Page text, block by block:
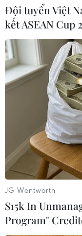
TIN CÙNG
EU triển khai
củng cố chủ
08/08/2026 04:15
Trung Quốc: E-
hướng tới trở
toàn cầu năm 2030
Việt Nam vượt xa
Đội tuyển Việt
kết ASEAN Cup
JG Wentworth
$15k In
Program"